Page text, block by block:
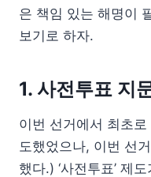
은 책임 있는 해명이
보기로 하자.
1. 사전투표 지
이번 선거에서 최초
도했었으나, 이번 선
했다.) ‘사전투표’ 제